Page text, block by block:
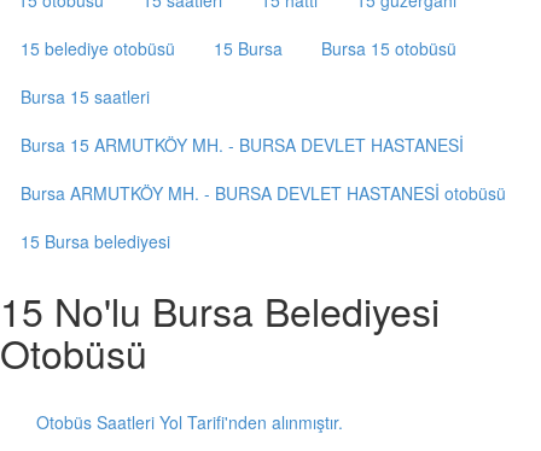
15 belediye otobüsü
15 Bursa
Bursa 15 otobüsü
Bursa 15 saatleri
Bursa 15 ARMUTKÖY MH. - BURSA DEVLET HASTANESİ
Bursa ARMUTKÖY MH. - BURSA DEVLET HASTANESİ otobüsü
15 Bursa belediyesi
15 No'lu Bursa Belediyesi
Otobüsü
Otobüs Saatleri Yol Tarifi'nden alınmıştır.